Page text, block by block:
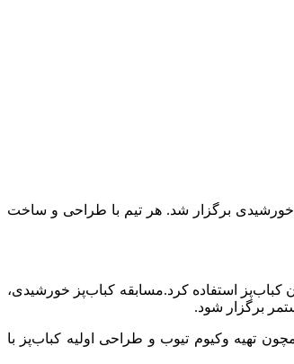
خورشیدی برگزار شد. هر تیم با طراحی و ساخت
کباب‌پز استفاده کرد.مسابقه کباب‌پز خورشیدی،
برگزار شود.
تهیه وکیوم تیوب و طراحی اولیه کباب‌پز با